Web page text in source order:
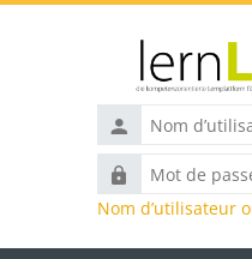
Nom
d’utilisateur
Mot
de
Nom d’utilisateur